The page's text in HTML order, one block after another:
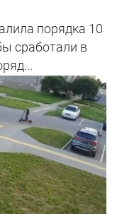
порядка 10
сработали в